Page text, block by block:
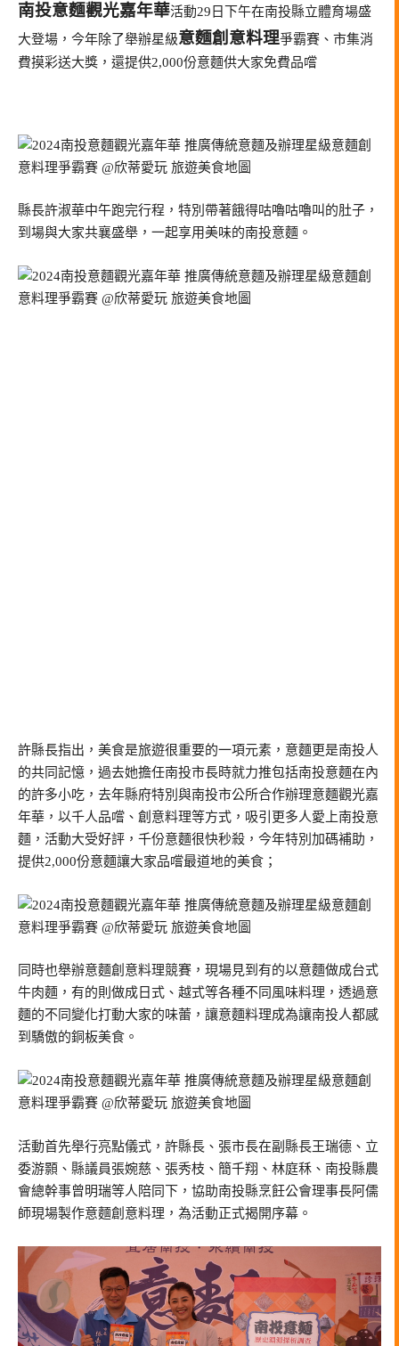
南投意麵觀光嘉年華活動29日下午在南投縣立體育場盛
大登場，今年除了舉辦星級意麵創意料理爭霸賽、市集消
費摸彩送大獎，還提供2,000份意麵供大家免費品嚐
縣長許淑華中午跑完行程，特別帶著餓得咕嚕咕嚕叫的肚子，
到場與大家共襄盛舉，一起享用美味的南投意麵。
許縣長指出，美食是旅遊很重要的一項元素，意麵更是南投人
的共同記憶，過去她擔任南投市長時就力推包括南投意麵在內
的許多小吃，去年縣府特別與南投市公所合作辦理意麵觀光嘉
年華，以千人品嚐、創意料理等方式，吸引更多人愛上南投意
麵，活動大受好評，千份意麵很快秒殺，今年特別加碼補助，
提供2,000份意麵讓大家品嚐最道地的美食；
同時也舉辦意麵創意料理競賽，現場見到有的以意麵做成台式
牛肉麵，有的則做成日式、越式等各種不同風味料理，透過意
麵的不同變化打動大家的味蕾，讓意麵料理成為讓南投人都感
到驕傲的銅板美食。
活動首先舉行亮點儀式，許縣長、張市長在副縣長王瑞德、立
委游顥、縣議員張婉慈、張秀枝、簡千翔、林庭秝、南投縣農
會總幹事曾明瑞等人陪同下，協助南投縣烹飪公會理事長阿儒
師現場製作意麵創意料理，為活動正式揭開序幕。